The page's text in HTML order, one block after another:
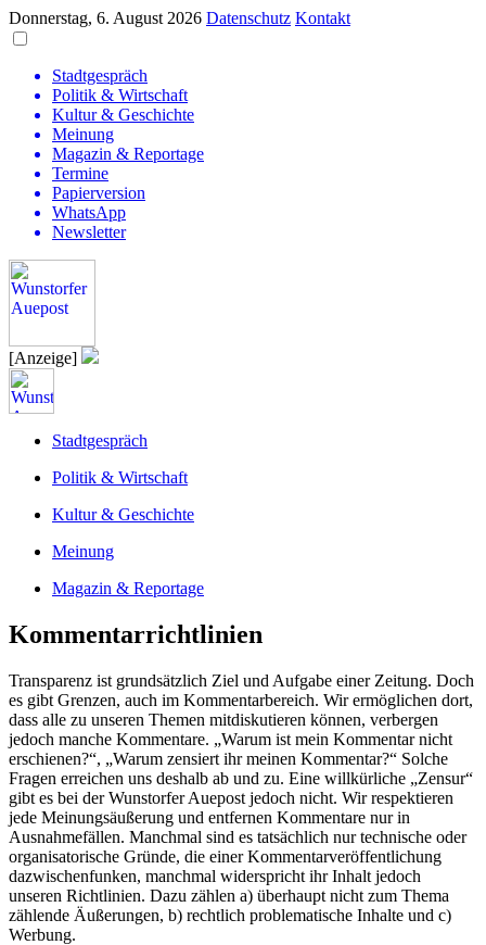
Donnerstag, 6. August 2026 Datenschutz Kontakt
Stadtgespräch
Politik & Wirtschaft
Kultur & Geschichte
Meinung
Magazin & Reportage
Termine
Papierversion
WhatsApp
Newsletter
[Anzeige]
Stadtgespräch
Politik & Wirtschaft
Kultur & Geschichte
Meinung
Magazin & Reportage
Kommentarrichtlinien
Transparenz ist grundsätzlich Ziel und Aufgabe einer Zeitung. Doch
es gibt Grenzen, auch im Kommentarbereich. Wir ermöglichen dort,
dass alle zu unseren Themen mitdiskutieren können, verbergen
jedoch manche Kommentare. „Warum ist mein Kommentar nicht
erschienen?“, „Warum zensiert ihr meinen Kommentar?“ Solche
Fragen erreichen uns deshalb ab und zu. Eine willkürliche „Zensur“
gibt es bei der Wunstorfer Auepost jedoch nicht. Wir respektieren
jede Meinungsäußerung und entfernen Kommentare nur in
Ausnahmefällen. Manchmal sind es tatsächlich nur technische oder
organisatorische Gründe, die einer Kommentarveröffentlichung
dazwischenfunken, manchmal widerspricht ihr Inhalt jedoch
unseren Richtlinien. Dazu zählen a) überhaupt nicht zum Thema
zählende Äußerungen, b) rechtlich problematische Inhalte und c)
Werbung.